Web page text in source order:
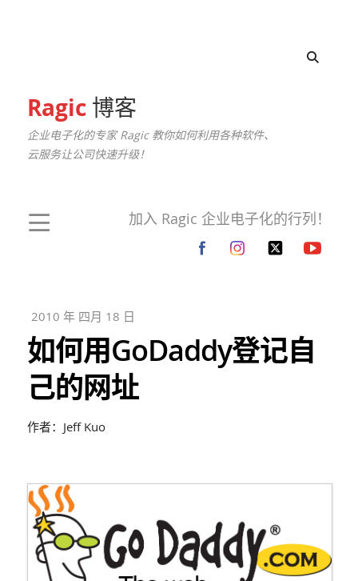
Ragic博客
企业电子化的专家 Ragic 教你如何利用各种软件、
云服务让公司快速升级！
加入 Ragic 企业电子化的行列！
2010 年 四月 18 日
如何用GoDaddy登记自
己的网址
作者：Jeff Kuo